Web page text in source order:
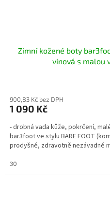
Zimní kožené boty
vínová s malou
900,83 Kč bez DPH
1 090 Kč
- drobná vada kůže, pokrčení,
bar3foot ve stylu BARE FOOT
prodyšné, zdravotně nezávadné
30